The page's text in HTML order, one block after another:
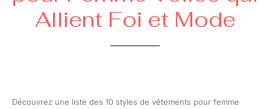
Allient Foi et Mode
Découvrez une liste des 10 styles de vêtements pour femme